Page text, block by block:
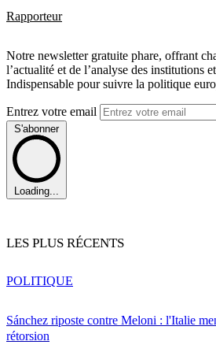
Rapporteur
Notre newsletter gratuite phare, offrant
l’actualité et de l’analyse des institutions
Indispensable pour suivre la politique
Entrez votre email
S'abonner
Loading...
LES PLUS RÉCENTS
Sánchez riposte contre Meloni : l'Italie
rétorsion
POLITIQUE